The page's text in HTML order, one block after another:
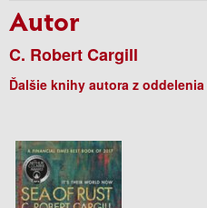
Autor
C. Robert Cargill
Ďalšie knihy autora z oddelenia